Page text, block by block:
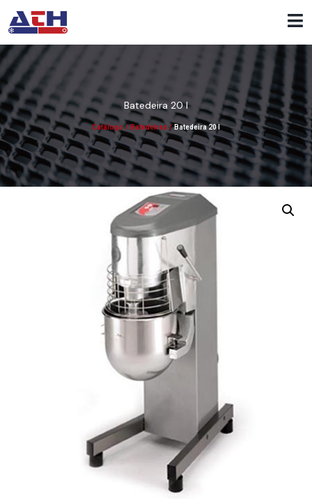
Batedeira 20 l
Catálogo / Batedeiras / Batedeira 20 l